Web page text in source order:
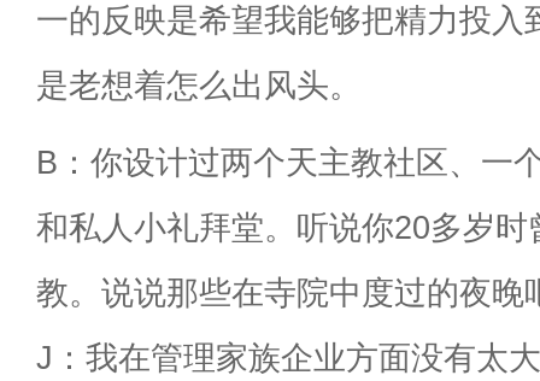
一的反映是希望我能够把精力投入
是老想着怎么出风头。
B：你设计过两个天主教社区、一
和私人小礼拜堂。听说你20多岁时
教。说说那些在寺院中度过的夜晚
J：我在管理家族企业方面没有太